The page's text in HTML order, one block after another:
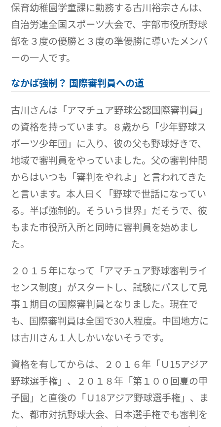
保育幼稚園学童課に勤務する古川裕宗さんは、
自治労連全国スポーツ大会で、宇部市役所野球
部を３度の優勝と３度の準優勝に導いたメンバ
ーの一人です。
なかば強制？ 国際審判員への道
古川さんは「アマチュア野球公認国際審判員」
の資格を持っています。８歳から「少年野球ス
ポーツ少年団」に入り、彼の父も野球好きで、
地域で審判員をやっていました。父の審判仲間
からはいつも「審判をやれよ」と言われてきた
と言います。本人曰く「野球で世話になってい
る。半ば強制的。そういう世界」だそうで、彼
もまた市役所入所と同時に審判員を始めまし
た。
２０１５年になって「アマチュア野球審判ライ
センス制度」がスタートし、試験にパスして見
事１期目の国際審判員となりました。現在で
も、国際審判員は全国で30人程度。中国地方に
は古川さん１人しかいないそうです。
資格を有してからは、２０１６年「Ｕ15アジア
野球選手権」、２０１８年「第１００回夏の甲
子園」と直後の「Ｕ18アジア野球選手権」、ま
た、都市対抗野球大会、日本選手権でも審判を